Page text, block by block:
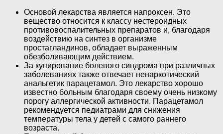
Основой лекарства является напроксен. Это
вещество относится к классу нестероидных
противовоспалительных препаратов и, благодаря
воздействию на синтез в организме
простагландинов, обладает выраженным
обезболивающим действием.
За купирование болевого синдрома при различных
заболеваниях также отвечает ненаркотический
анальгетик парацетамол. Это лекарство хорошо
известно больным благодаря своему очень низкому
порогу аллергической активности. Парацетамол
рекомендуется педиатрами для снижения
температуры тела у детей с самого раннего
возраста.